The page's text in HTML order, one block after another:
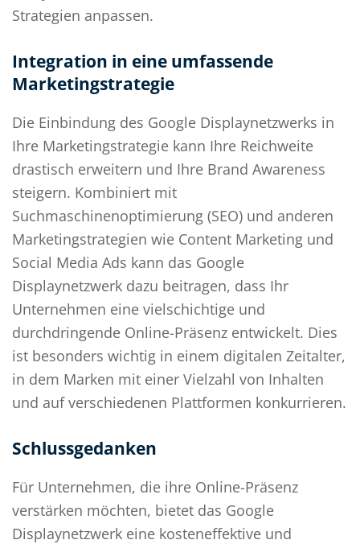
Strategien anpassen.
Integration in eine umfassende
Marketingstrategie
Die Einbindung des Google Displaynetzwerks in
Ihre Marketingstrategie kann Ihre Reichweite
drastisch erweitern und Ihre Brand Awareness
steigern. Kombiniert mit
Suchmaschinenoptimierung (SEO) und anderen
Marketingstrategien wie Content Marketing und
Social Media Ads kann das Google
Displaynetzwerk dazu beitragen, dass Ihr
Unternehmen eine vielschichtige und
durchdringende Online-Präsenz entwickelt. Dies
ist besonders wichtig in einem digitalen Zeitalter,
in dem Marken mit einer Vielzahl von Inhalten
und auf verschiedenen Plattformen konkurrieren.
Schlussgedanken
Für Unternehmen, die ihre Online-Präsenz
verstärken möchten, bietet das Google
Displaynetzwerk eine kosteneffektive und